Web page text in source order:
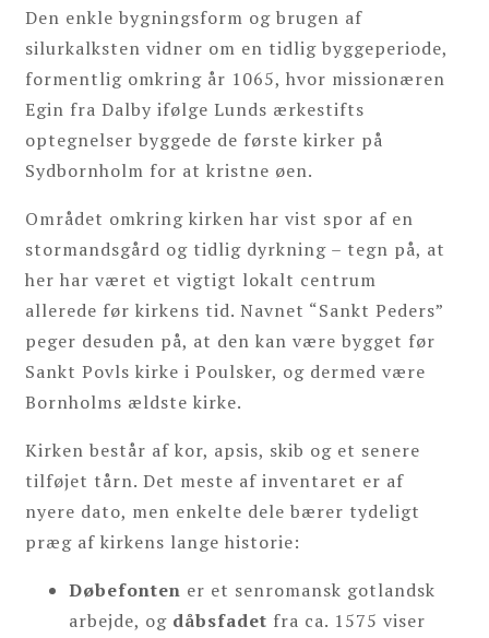
Den enkle bygningsform og brugen af
silurkalksten vidner om en tidlig byggeperiode,
formentlig omkring år 1065, hvor missionæren
Egin fra Dalby ifølge Lunds ærkestifts
optegnelser byggede de første kirker på
Sydbornholm for at kristne øen.
Området omkring kirken har vist spor af en
stormandsgård og tidlig dyrkning – tegn på, at
her har været et vigtigt lokalt centrum
allerede før kirkens tid. Navnet “Sankt Peders”
peger desuden på, at den kan være bygget før
Sankt Povls kirke i Poulsker, og dermed være
Bornholms ældste kirke.
Kirken består af kor, apsis, skib og et senere
tilføjet tårn. Det meste af inventaret er af
nyere dato, men enkelte dele bærer tydeligt
præg af kirkens lange historie:
Døbefonten er et senromansk gotlandsk
arbejde, og dåbsfadet fra ca. 1575 viser